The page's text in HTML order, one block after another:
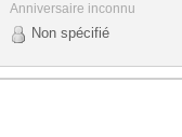
Anniversaire inconnu
Non spécifié